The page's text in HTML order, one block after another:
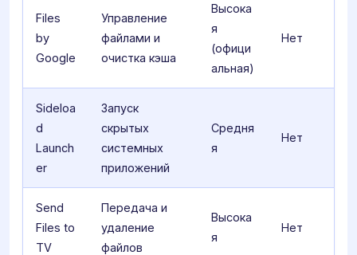
Files
by
Google
Управление
файлами и
очистка кэша
Высока
я
(офици
альная)
Нет
Sideloa
d
Launch
er
Запуск
скрытых
системных
приложений
Средня
я
Нет
Send
Files to
TV
Передача и
удаление
файлов
Высока
я
Нет